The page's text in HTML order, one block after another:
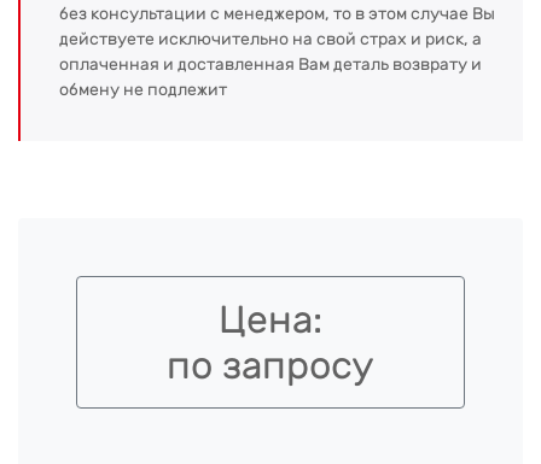
без консультации с менеджером, то в этом случае Вы
действуете исключительно на свой страх и риск, а
оплаченная и доставленная Вам деталь возврату и
обмену не подлежит
Цена:
по запросу